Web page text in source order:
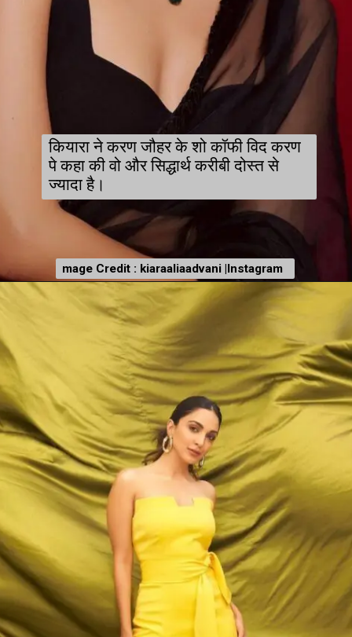
mage Credit : kiaraaliaadvani |Instagram
कियारा ने करण जौहर के शो कॉफी विद करण
पे कहा की वो और सिद्धार्थ करीबी दोस्त से
ज्यादा है।